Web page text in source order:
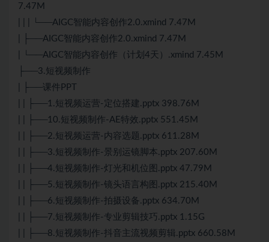
7.47M
| | | └──AIGC智能内容创作2.0.xmind 7.47M
| ├──AIGC智能内容创作2.0.xmind 7.47M
| └──AIGC智能内容创作（计划4天）.xmind 7.45M
├──3.短视频制作
| ├──课件PPT
| | ├──1.短视频运营-定位搭建.pptx 398.76M
| | ├──10.短视频制作-AE特效.pptx 551.45M
| | ├──2.短视频运营-内容选题.pptx 611.28M
| | ├──3.短视频制作-景别运镜脚本.pptx 207.60M
| | ├──4.短视频制作-灯光和机位图.pptx 47.79M
| | ├──5.短视频制作-镜头语言构图.pptx 215.40M
| | ├──6.短视频制作-拍摄设备.pptx 634.70M
| | ├──7.短视频制作-专业剪辑技巧.pptx 1.15G
| | ├──8.短视频制作-抖音主流视频剪辑.pptx 660.58M